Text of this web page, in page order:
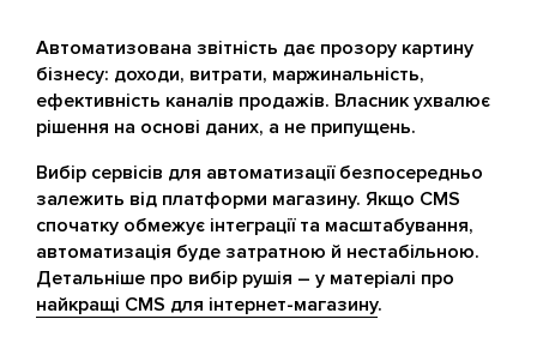
Автоматизована звітність дає прозору картину
бізнесу: доходи, витрати, маржинальність,
ефективність каналів продажів. Власник ухвалює
рішення на основі даних, а не припущень.
Вибір сервісів для автоматизації безпосередньо
залежить від платформи магазину. Якщо CMS
спочатку обмежує інтеграції та масштабування,
автоматизація буде затратною й нестабільною.
Детальніше про вибір рушія – у матеріалі про
найкращі CMS для інтернет-магазину.